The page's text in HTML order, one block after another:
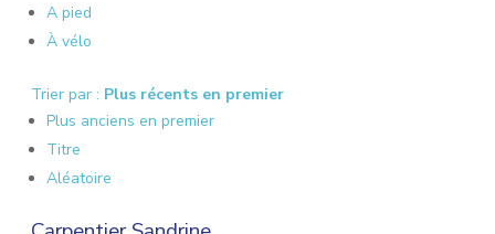
A pied
À vélo
Trier par : Plus récents en premier
Plus anciens en premier
Titre
Aléatoire